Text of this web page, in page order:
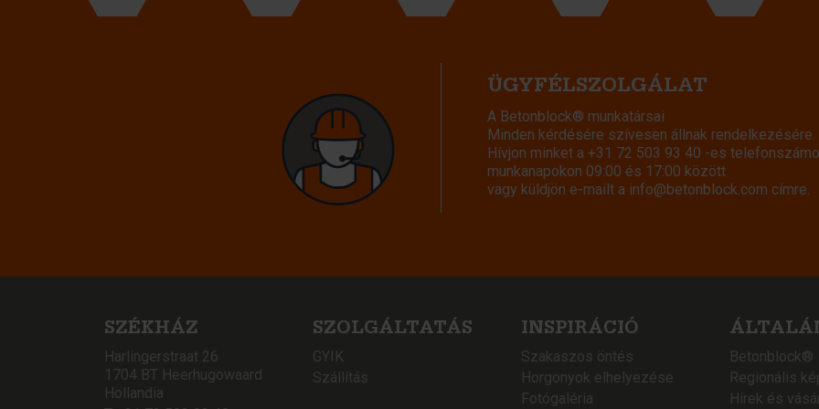
ÜGYFÉLSZOLGÁLAT
A Betonblock® munkatársai
Minden kérdésére szívesen állnak rendelkezésére.
Hívjon minket a +31 72 503 93 40 -es
munkanapokon 09:00 és 17:00 között
vagy küldjön e-mailt a info@betonblock.com címre.
SZÉKHÁZ
Harlingerstraat 26
1704 BT Heerhugowaard
Hollandia
SZOLGÁLTATÁS
GYIK
Szállítás
INSPIRÁCIÓ
Szakaszos öntés
Horgonyok elhelyezése
Fotógaléria
Betonblock®
Regionális
Hírek és